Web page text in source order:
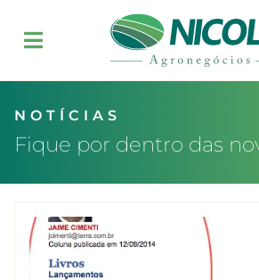
NOTÍCIAS
Fique por dentro das